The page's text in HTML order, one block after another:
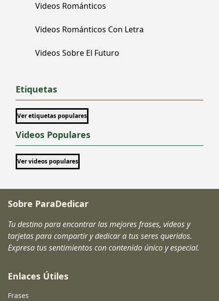
Videos Románticos
Videos Románticos Con Letra
Videos Sobre El Futuro
Etiquetas
Ver etiquetas populares
Videos Populares
Ver videos populares
Sobre ParaDedicar
Tu destino para encontrar las mejores frases, videos y
tarjetas para compartir y dedicar a tus seres queridos.
Expresa tus sentimientos con contenido único y especial.
Enlaces Útiles
Frases